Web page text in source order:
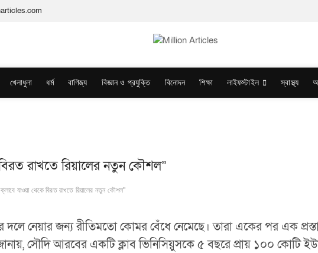
খেলাধুলা ধর্ম বাণিজ্য বিজ্ঞান ও প্রযুক্তি বিনোদন শিক্ষা লাইফস্টাইল স্বাস্থ্য
রাখতে রিয়ালের নতুন কৌশল”
যাওয়া থেকে বিরত রাখতে রিয়ালের নতুন কৌশল"
নেয়ার জন্য রীতিমতো কোমর বেঁধে নেমেছে। তারা একের পর এক
সৌদি আরবের একটি ক্লাব ভিনিসিয়ুসকে ৫ বছরে প্রায় ১০০ কোটি